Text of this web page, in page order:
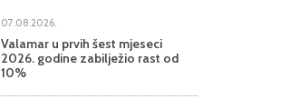
07.08.2026.
Valamar u prvih šest mjeseci
2026. godine zabilježio rast od
10%